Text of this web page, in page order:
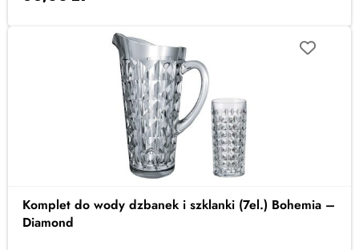
Komplet do wody dzbanek i szklanki (7el.) Bohemia –
Diamond